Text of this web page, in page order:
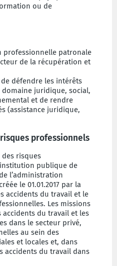
ou de
professionnelle patronale
de la récupération et
défendre les intérêts
domaine juridique, social,
et de rendre
(assistance juridique,
professionnels
des risques
publique de
l’administration
le 01.01.2017 par la
accidents du travail et le
Les missions
du travail et les
dans le secteur privé,
au sein des
et locales et, dans
accidents du travail dans